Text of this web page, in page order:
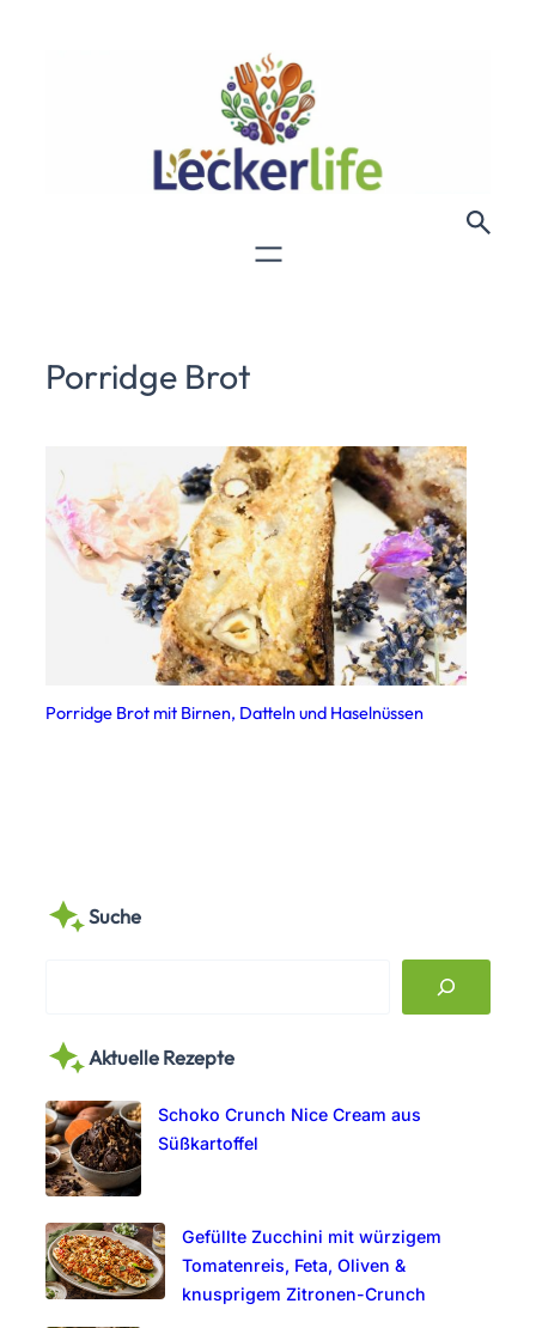
Porridge Brot
Porridge Brot mit Birnen, Datteln und Haselnüssen
Suche
r
h
Aktuelle Rezepte
Schoko Crunch Nice Cream aus
Süßkartoffel
Gefüllte Zucchini mit würzigem
Tomatenreis, Feta, Oliven &
knusprigem Zitronen-Crunch